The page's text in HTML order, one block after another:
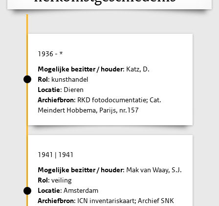
1936 - *
Mogelijke bezitter / houder: Katz, D.
Rol: kunsthandel
Locatie: Dieren
Archiefbron: RKD fotodocumentatie; Cat.
Meindert Hobbema, Parijs, nr.157
1941 | 1941
Mogelijke bezitter / houder: Mak van Waay, S.J.
Rol: veiling
Locatie: Amsterdam
Archiefbron: ICN inventariskaart; Archief SNK